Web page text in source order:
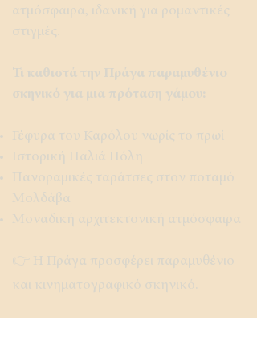
ατμόσφαιρα, ιδανική για ρομαντικές
στιγμές.
Τι καθιστά την Πράγα παραμυθένιο
σκηνικό για μια πρόταση γάμου:
Γέφυρα του Καρόλου νωρίς το πρωί
Ιστορική Παλιά Πόλη
Πανοραμικές ταράτσες στον ποταμό
Μολδάβα
Μοναδική αρχιτεκτονική ατμόσφαιρα
👉 Η Πράγα προσφέρει παραμυθένιο
και κινηματογραφικό σκηνικό.